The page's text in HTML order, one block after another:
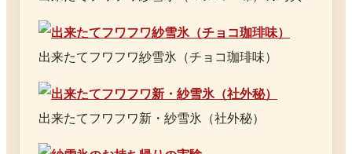
出来たてフワフワ紗雪氷（チョコ珈琲味）
出来たてフワフワ新・紗雪氷（社外秘）